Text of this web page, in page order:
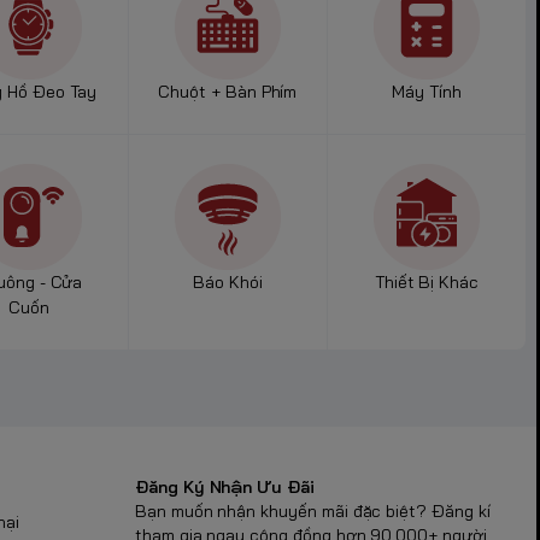
gian dài.
rè hay mất
Hồ Đeo Tay Chuột + Bàn Phím Máy Tính
- Cửa
Cuốn
Báo Khói Thiết Bị Khác
Đăng Ký Nhận Ưu Đãi
Bạn muốn nhận khuyến mãi đặc biệt? Đăng kí
tham gia ngay cộng đồng hơn 90.000+ người